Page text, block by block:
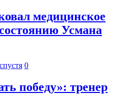
медицинское
Усмана
0
победу»: тренер